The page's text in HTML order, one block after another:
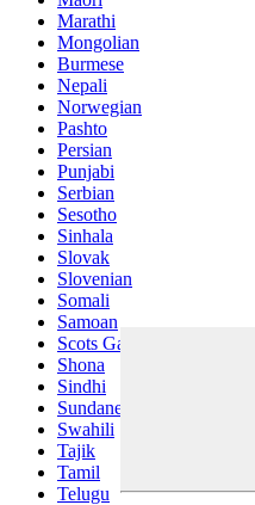
Marathi
Mongolian
Burmese
Nepali
Norwegian
Pashto
Persian
Punjabi
Serbian
Sesotho
Sinhala
Slovak
Slovenian
Somali
Samoan
Scots Gaelic
Shona
Sindhi
Sundanese
Swahili
Tajik
Tamil
Telugu